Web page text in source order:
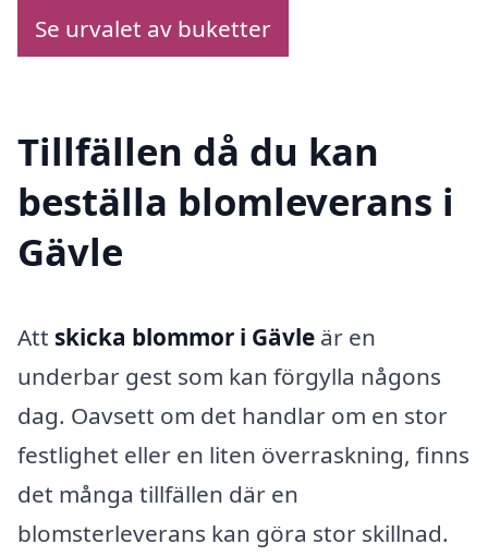
Se urvalet av buketter
Tillfällen då du kan
beställa blomleverans i
Gävle
Att skicka blommor i Gävle är en
underbar gest som kan förgylla någons
dag. Oavsett om det handlar om en stor
festlighet eller en liten överraskning, finns
det många tillfällen där en
blomsterleverans kan göra stor skillnad.